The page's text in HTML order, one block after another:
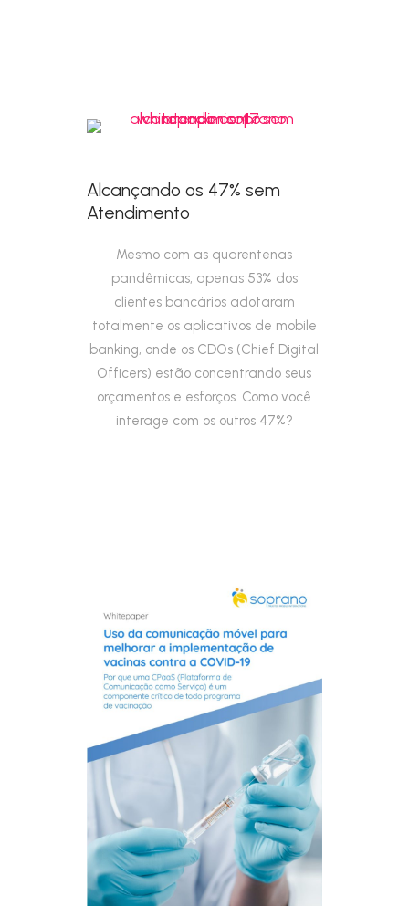
Alcançando os 47% sem
Atendimento
Mesmo com as quarentenas
pandêmicas, apenas 53% dos
clientes bancários adotaram
totalmente os aplicativos de mobile
banking, onde os CDOs (Chief Digital
Officers) estão concentrando seus
orçamentos e esforços. Como você
interage com os outros 47%?